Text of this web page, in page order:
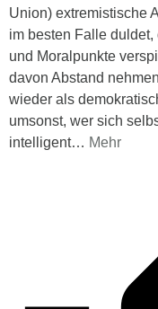
Union) extremistische
im besten Falle
und Moralpunkte
davon Abstand
wieder als
umsonst, wer sich
intelligent… Mehr